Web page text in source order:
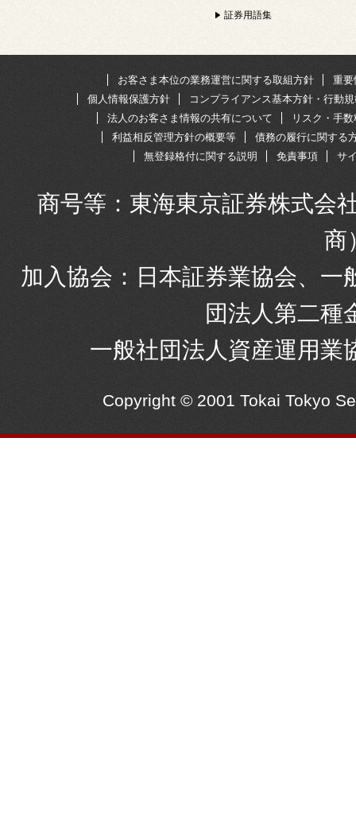
証券用語集
お客さま本位の業務運営に関する取組方針
重要
個人情報保護方針
コンプライアンス基本方針・行動
法人のお客さま情報の共有について
リスク・手
利益相反管理方針の概要等
債務の履行に関する
無登録格付に関する説明
免責事項 サ
商号等：東海東京証券株式会
商
加入協会：日本証券業協会、
団法人第二種
一般社団法人資産運用業
Copyright © 2001 Tokai Tokyo